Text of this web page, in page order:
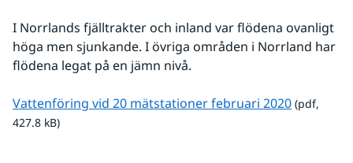
I Norrlands fjälltrakter och inland var flödena ovanligt
höga men sjunkande. I övriga områden i Norrland har
flödena legat på en jämn nivå.
Vattenföring vid 20 mätstationer februari 2020pdf, 427.8
(pdf,
427.8 kB)